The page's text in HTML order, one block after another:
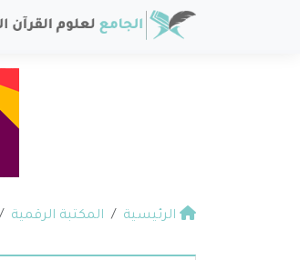
الرئيسية المكتبة الرقمية